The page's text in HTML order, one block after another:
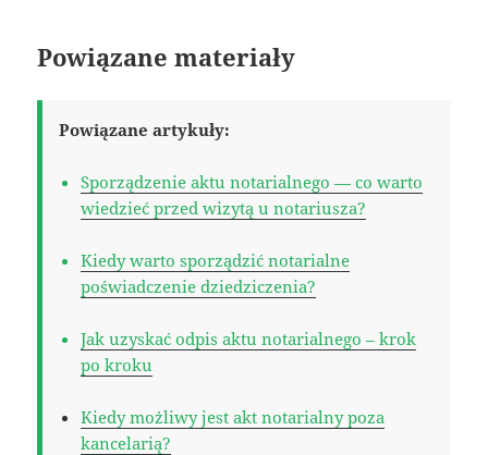
Powiązane materiały
Powiązane artykuły:
Sporządzenie aktu notarialnego — co warto
wiedzieć przed wizytą u notariusza?
Kiedy warto sporządzić notarialne
poświadczenie dziedziczenia?
Jak uzyskać odpis aktu notarialnego – krok
po kroku
Kiedy możliwy jest akt notarialny poza
kancelarią?